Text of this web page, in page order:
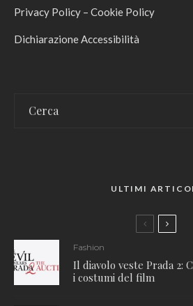
Privacy Policy – Cookie Policy
Dichiarazione Accessibilità
ULTIMI
Fashion
Il diavolo veste Prada 2:
i costumi del film